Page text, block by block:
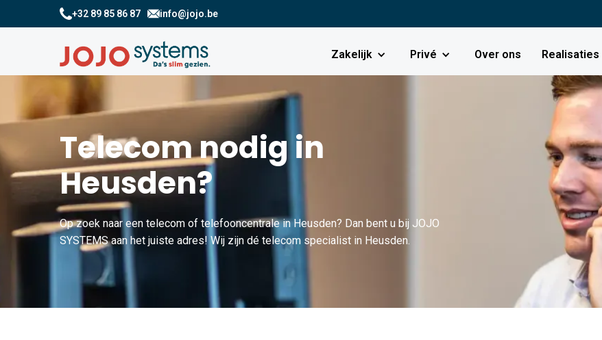
+32 89 85 86 87 info@jojo.be
Zakelijk Privé Over ons Realisaties
Telecom nodig in
Heusden?
Op zoek naar een telecom of telefooncentrale in Heusden? Dan bent u bij JOJO
SYSTEMS aan het juiste adres! Wij zijn dé telecom specialist in Heusden.